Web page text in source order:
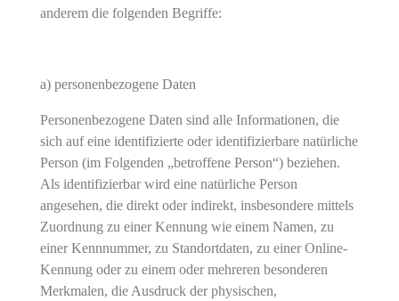
anderem die folgenden Begriffe:
a) personenbezogene Daten
Personenbezogene Daten sind alle Informationen, die
sich auf eine identifizierte oder identifizierbare natürliche
Person (im Folgenden „betroffene Person“) beziehen.
Als identifizierbar wird eine natürliche Person
angesehen, die direkt oder indirekt, insbesondere mittels
Zuordnung zu einer Kennung wie einem Namen, zu
einer Kennnummer, zu Standortdaten, zu einer Online-
Kennung oder zu einem oder mehreren besonderen
Merkmalen, die Ausdruck der physischen,